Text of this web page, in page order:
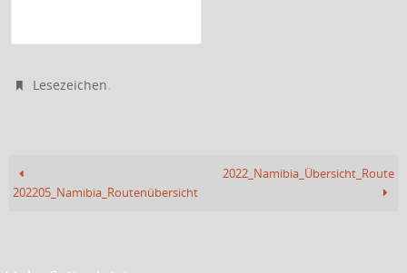
Lesezeichen.
202205_Namibia_Routenübersicht
2022_Namibia_Übersicht_Route